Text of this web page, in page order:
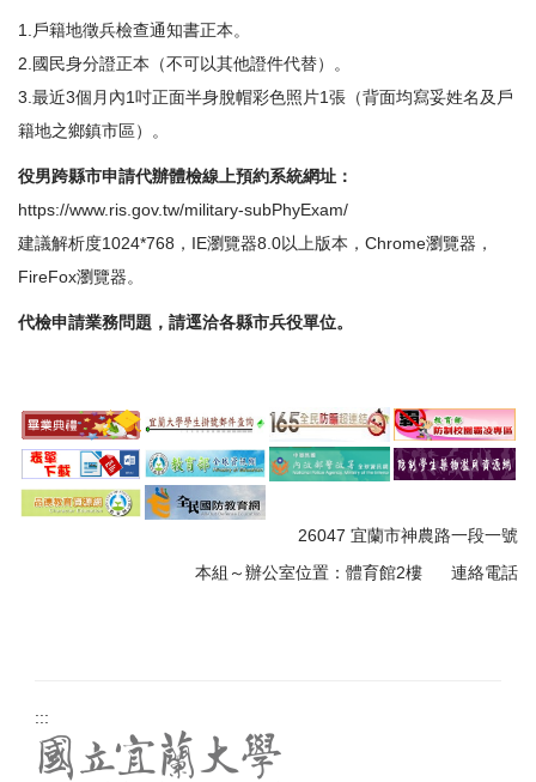
1.戶籍地徵兵檢查通知書正本。
2.國民身分證正本（不可以其他證件代替）。
3.最近3個月內1吋正面半身脫帽彩色照片1張（背面均寫妥姓名及戶
籍地之鄉鎮市區）。
役男跨縣市申請代辦體檢線上預約系統網址：
https://www.ris.gov.tw/military-subPhyExam/
建議解析度1024*768，IE瀏覽器8.0以上版本，Chrome瀏覽器，
FireFox瀏覽器。
代檢申請業務問題，請逕洽各縣市兵役單位。
26047 宜蘭市神農路一段一號
本組～辦公室位置：體育館2樓 連絡電話
:::